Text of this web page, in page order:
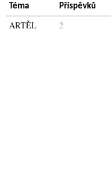
Téma Příspěvků
ARTĚL 2